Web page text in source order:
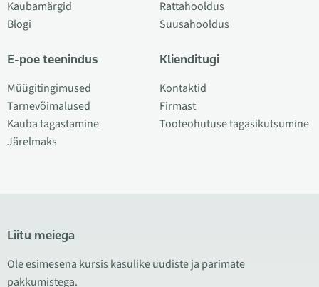
Kaubamärgid
Blogi
E-poe teenindus
Müügitingimused
Tarnevõimalused
Kauba tagastamine
Järelmaks
Rattahooldus
Suusahooldus
Klienditugi
Kontaktid
Firmast
Tooteohutuse tagasikutsumine
Liitu meiega
Ole esimesena kursis kasulike uudiste ja parimate
pakkumistega.